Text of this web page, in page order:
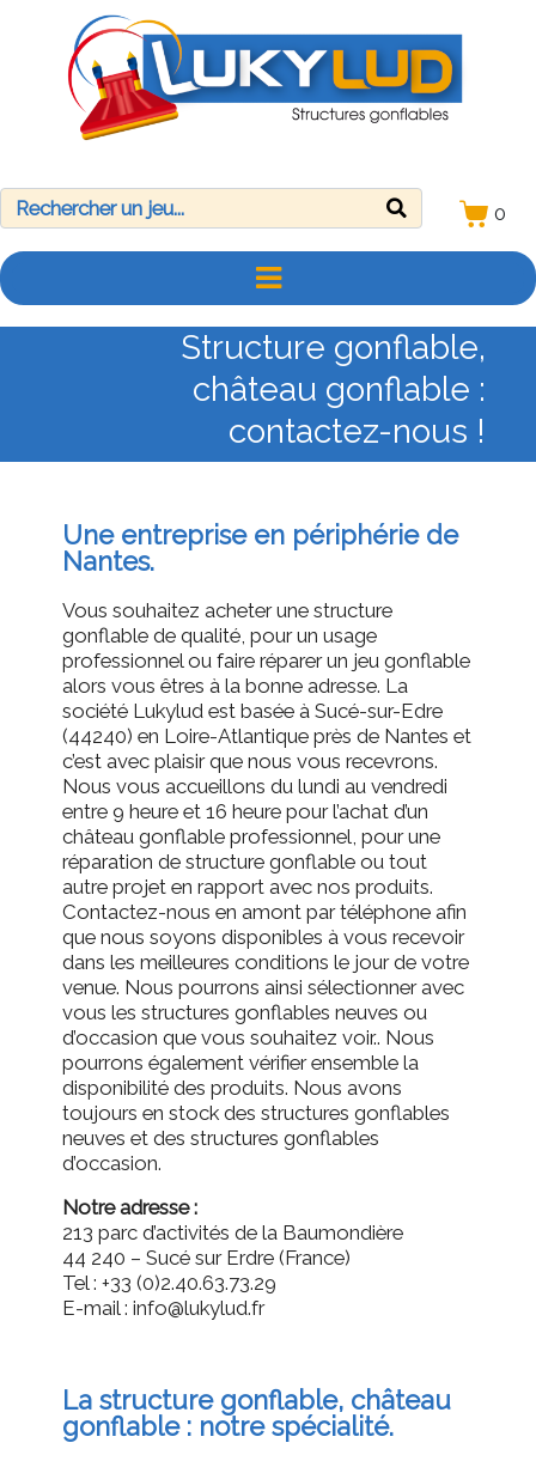
0
Structure gonflable,
château gonflable :
contactez-nous !
Une entreprise en périphérie de
Nantes.
Vous souhaitez acheter une structure
gonflable de qualité, pour un usage
professionnel ou faire réparer un jeu gonflable
alors vous êtres à la bonne adresse. La
société Lukylud est basée à Sucé-sur-Edre
(44240) en Loire-Atlantique près de Nantes et
c’est avec plaisir que nous vous recevrons.
Nous vous accueillons du lundi au vendredi
entre 9 heure et 16 heure pour l’achat d’un
château gonflable professionnel, pour une
réparation de structure gonflable ou tout
autre projet en rapport avec nos produits.
Contactez-nous en amont par téléphone afin
que nous soyons disponibles à vous recevoir
dans les meilleures conditions le jour de votre
venue. Nous pourrons ainsi sélectionner avec
vous les structures gonflables neuves ou
d’occasion que vous souhaitez voir.. Nous
pourrons également vérifier ensemble la
disponibilité des produits. Nous avons
toujours en stock des structures gonflables
neuves et des structures gonflables
d’occasion.
Notre adresse :
213 parc d’activités de la Baumondière
44 240 – Sucé sur Erdre (France)
Tel : +33 (0)2.40.63.73.29
E-mail : info@lukylud.fr
La structure gonflable, château
gonflable : notre spécialité.